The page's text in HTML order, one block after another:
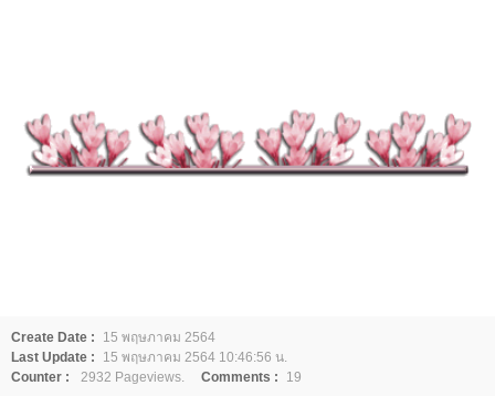
Create Date :
15 พฤษภาคม 2564
Last Update :
15 พฤษภาคม 2564 10:46:56 น.
Counter :
2932 Pageviews. Comments : 19